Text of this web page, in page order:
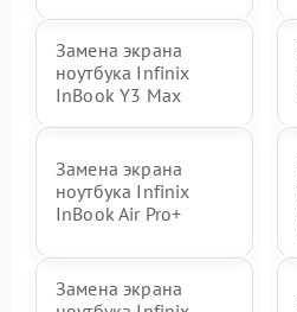
Замена экрана
ноутбука Infinix
InBook Y3 Max
Замена экрана
ноутбука Infinix
InBook Air Pro+
Замена экрана